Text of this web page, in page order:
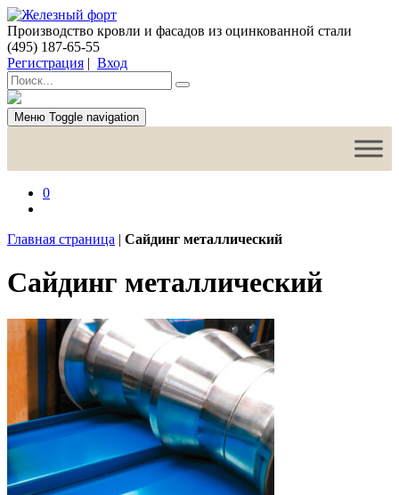
Производство кровли и фасадов из оцинкованной стали
(495) 187-65-55
Регистрация | Вход
Меню Toggle navigation
0
Главная страница | Сайдинг металлический
Сайдинг металлический